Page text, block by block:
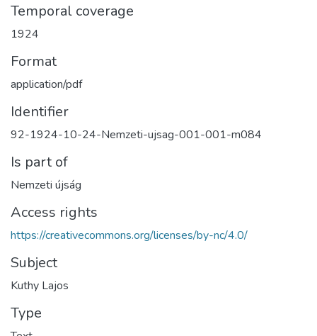
Temporal coverage
1924
Format
application/pdf
Identifier
92-1924-10-24-Nemzeti-ujsag-001-001-m084
Is part of
Nemzeti újság
Access rights
https://creativecommons.org/licenses/by-nc/4.0/
Subject
Kuthy Lajos
Type